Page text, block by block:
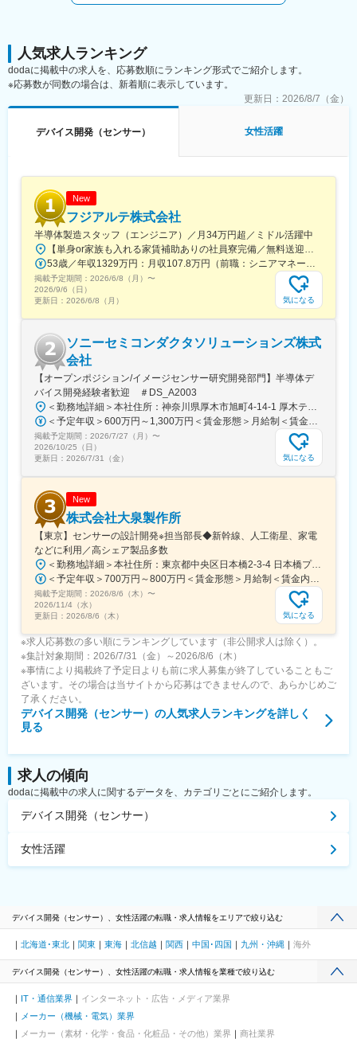
組織全体：新規デバイス、新規メモリ開発を進め、キオクシアの
■使用ツール：
・電気特性測定：DCテスター、メモリテスター
・物理・故障解析：発光解析装置
・データ解析・可視化：統計的解析ツール(Spotfire)
・自動化・高度解析：Python
■ポジションの魅力：
の圧倒的な希少価値（自己実現）へと繋がります。
・酸化物半導体を「メモリ素子」として成立させるための物理的
基盤を、自らの手で築けます。
・まだ誰も正解を知らない物理モデルを、自らの仮説と検証によ
って世界で初めて定義していくプロセスは、技術者として代えが
たい経験となります。
・データセンターの消費電力爆発が社会課題となる中、OCTRAM
による低消費電力化は、AI・ビッグデータ時代のインフラを支え
る解決策の一案となります。研究のための研究ではなく、数十年
後の地球規模の課題解決に直結するデバイスを生み出すという、
明確な社会的意義を感じながら開発に没頭できます。
■キャリアパスイメージ：
酸化物半導体デバイス開発を通じて得られた知見をもとに、新規
メモリ(低消費電力DRAM)の製品開発を行って頂き、製品開発のけ
ん引をして頂く予定です。
変更の範囲：会社の定める業務
人気求人ランキング
dodaに掲載中の求人を、応募数順にランキング形式でご紹介します。
※応募数が同数の場合は、新着順に表示しています。
更新日： 2026/8/7（金）
デバイス開発（センサー） 女性活躍
New
フジアルテ株式会社
半導体製造スタッフ（エンジニア）／月34万円超／ミドル活躍中
掲載予定期間： 2026/6/8（月） 〜
2026/9/6（日）
更新日： 2026/6/8（月） 気になる
ソニーセミコンダクタソリューションズ株式
会社
【オープンポジション/イメージセンサー研究開発部門】半導体デ
バイス開発経験者歓迎 ＃DS_A2003
掲載予定期間： 2026/7/27（月） 〜
2026/10/25（日）
更新日： 2026/7/31（金） 気になる
New
株式会社大泉製作所
【東京】センサーの設計開発※担当部長◆新幹線、人工衛星、家電
などに利用／高シェア製品多数
＜勤務地詳細＞本社住所：東京都中央区日本橋2-3-4 日本橋プラザビル4F勤務地最寄駅：銀座線／日本橋駅受動喫煙対策：屋内全面禁煙
掲載予定期間： 2026/8/6（木） 〜
2026/11/4（水）
更新日： 2026/8/6（木） 気になる
※求人応募数の多い順にランキングしています（非公開求人は除く）。
※集計対象期間：2026/7/31（金）～2026/8/6（木）
※事情により掲載終了予定日よりも前に求人募集が終了していることもご
ざいます。その場合は当サイトから応募はできませんので、あらかじめご
了承ください。
デバイス開発（センサー） の人気求人ランキングを詳しく
見る
求人の傾向
dodaに掲載中の求人に関するデータを、カテゴリごとにご紹介します。
デバイス開発（センサー）
女性活躍
デバイス開発（センサー）、女性活躍の転職・求人情報をエリアで絞り込む
北海道･東北 関東 東海 北信越 関西 中国･四国 九州・沖縄 海外
デバイス開発（センサー）、女性活躍の転職・求人情報を業種で絞り込む
IT・通信業界
インターネット・広告・メディア業界
メーカー（機械・電気）業界
メーカー（素材・化学・食品・化粧品・その他）業界
商社業界